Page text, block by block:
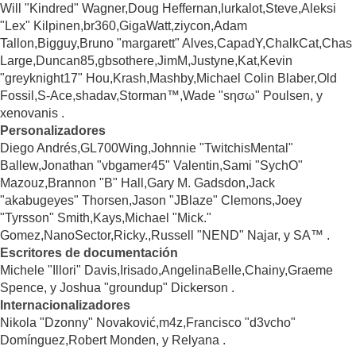
Will "Kindred" Wagner,Doug Heffernan,lurkalot,Steve,Aleksi
"Lex" Kilpinen,br360,GigaWatt,ziycon,Adam
Tallon,Bigguy,Bruno "margarett" Alves,CapadY,ChalkCat,Chas
Large,Duncan85,gbsothere,JimM,Justyne,Kat,Kevin
"greyknight17" Hou,Krash,Mashby,Michael Colin Blaber,Old
Fossil,S-Ace,shadav,Storman™,Wade "sησω" Poulsen, y
xenovanis .
Personalizadores
Diego Andrés,GL700Wing,Johnnie "TwitchisMental"
Ballew,Jonathan "vbgamer45" Valentin,Sami "SychO"
Mazouz,Brannon "B" Hall,Gary M. Gadsdon,Jack
"akabugeyes" Thorsen,Jason "JBlaze" Clemons,Joey
"Tyrsson" Smith,Kays,Michael "Mick."
Gomez,NanoSector,Ricky.,Russell "NEND" Najar, y SA™ .
Escritores de documentación
Michele "Illori" Davis,Irisado,AngelinaBelle,Chainy,Graeme
Spence, y Joshua "groundup" Dickerson .
Internacionalizadores
Nikola "Dzonny" Novaković,m4z,Francisco "d3vcho"
Domínguez,Robert Monden, y Relyana .